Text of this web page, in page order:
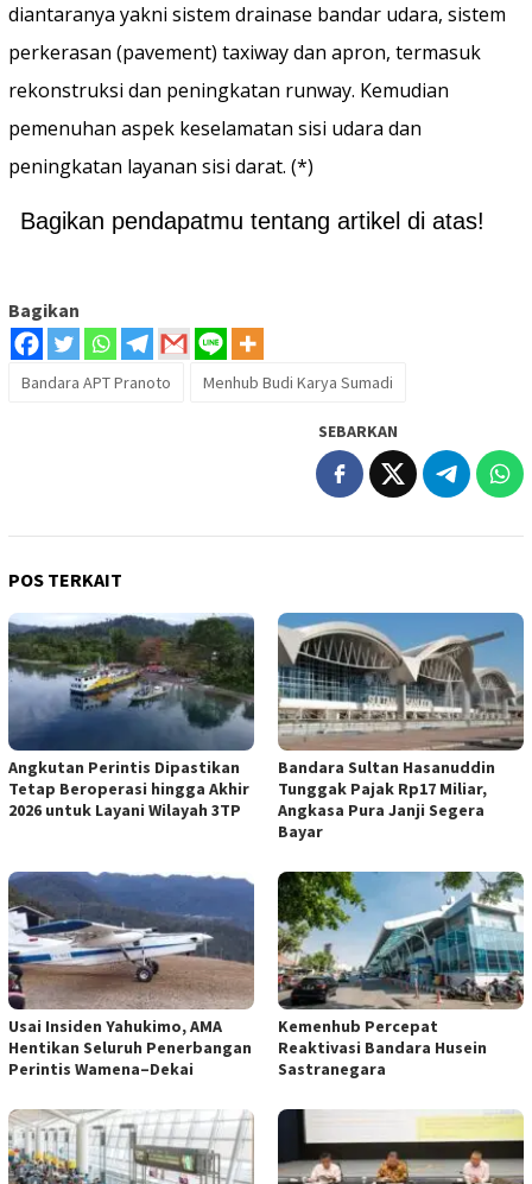
diantaranya yakni sistem drainase bandar udara, sistem
perkerasan (pavement) taxiway dan apron, termasuk
rekonstruksi dan peningkatan runway. Kemudian
pemenuhan aspek keselamatan sisi udara dan
peningkatan layanan sisi darat. (*)
Bagikan pendapatmu tentang artikel di atas!
Bagikan
Bandara APT Pranoto Menhub Budi Karya Sumadi
SEBARKAN
POS TERKAIT
Angkutan Perintis Dipastikan
Tetap Beroperasi hingga Akhir
2026 untuk Layani Wilayah 3TP
Bandara Sultan Hasanuddin
Tunggak Pajak Rp17 Miliar,
Angkasa Pura Janji Segera
Bayar
Usai Insiden Yahukimo, AMA
Hentikan Seluruh Penerbangan
Perintis Wamena–Dekai
Kemenhub Percepat
Reaktivasi Bandara Husein
Sastranegara